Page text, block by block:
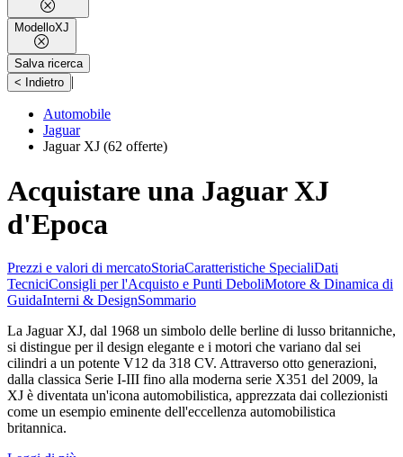
ModelloXJ
Salva ricerca
< Indietro |
Automobile
Jaguar
Jaguar XJ (62 offerte)
Acquistare una Jaguar XJ
d'Epoca
Prezzi e valori di mercatoStoriaCaratteristiche SpecialiDati
TecniciConsigli per l'Acquisto e Punti DeboliMotore & Dinamica di
GuidaInterni & DesignSommario
La Jaguar XJ, dal 1968 un simbolo delle berline di lusso britanniche,
si distingue per il design elegante e i motori che variano dal sei
cilindri a un potente V12 da 318 CV. Attraverso otto generazioni,
dalla classica Serie I-III fino alla moderna serie X351 del 2009, la
XJ è diventata un'icona automobilistica, apprezzata dai collezionisti
come un esempio eminente dell'eccellenza automobilistica
britannica.